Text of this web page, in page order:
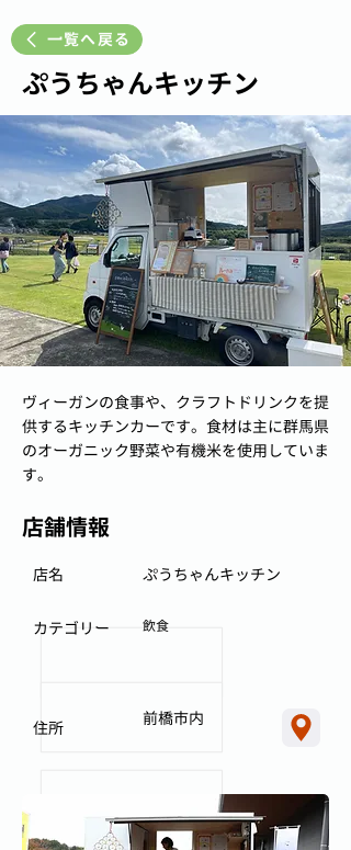
一覧へ戻る
ぷうちゃんキッチン
ヴィーガンの食事や、クラフトドリンクを提
供するキッチンカーです。食材は主に群馬県
のオーガニック野菜や有機米を使用していま
す。
店舗情報
ぷうちゃんキッチン
店名
飲食
カテゴリー
前橋市内
住所